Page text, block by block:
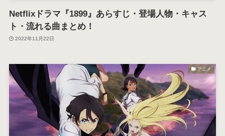
Netflixドラマ『1899』あらすじ・登場人物・キャス
ト・流れる曲まとめ！
2022年11月22日
アニメ